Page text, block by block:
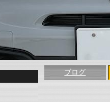
ブログ